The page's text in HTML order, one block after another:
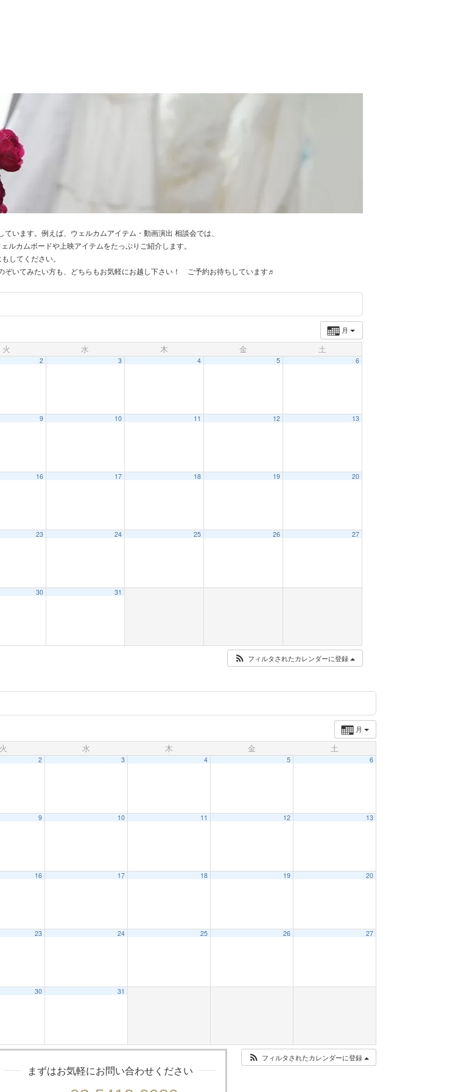
います。例えば、ウェルカムアイテム・動画演出 相談会では、
カムボードや上映アイテムをたっぷりご紹介します。
してください。
ぞいてみたい方も、どちらもお気軽にお越し下さい！ ご予約お待ちしています♬
月
火 水 木 金 土
2 3 4 5 6
9 10 11 12 13
16 17 18 19 20
23 24 25 26 27
30 31
フィルタされたカレンダーに登録
月
火 水 木 金 土
2 3 4 5 6
9 10 11 12 13
16 17 18 19 20
23 24 25 26 27
30 31
フィルタされたカレンダーに登録
まずはお気軽にお問い合わせください